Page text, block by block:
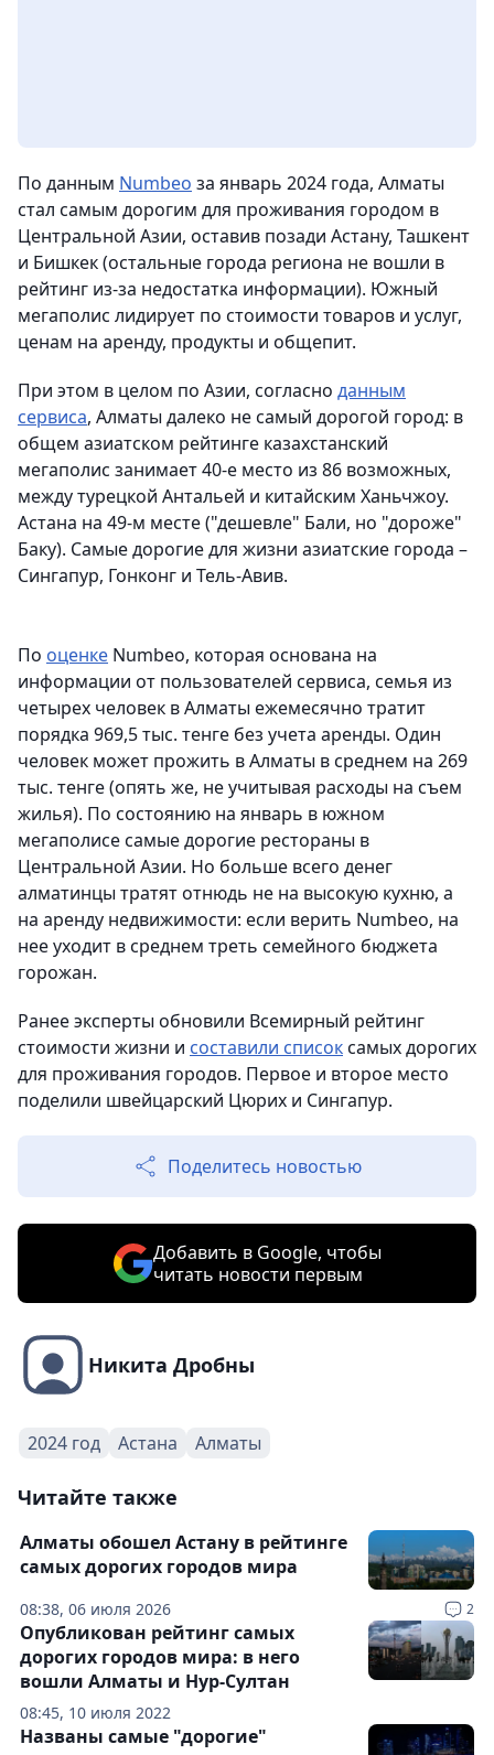
По данным Numbeo за январь 2024 года, Алматы
стал самым дорогим для проживания городом в
Центральной Азии, оставив позади Астану, Ташкент
и Бишкек (остальные города региона не вошли в
рейтинг из-за недостатка информации). Южный
мегаполис лидирует по стоимости товаров и услуг,
ценам на аренду, продукты и общепит.
При этом в целом по Азии, согласно данным
сервиса, Алматы далеко не самый дорогой город: в
общем азиатском рейтинге казахстанский
мегаполис занимает 40-е место из 86 возможных,
между турецкой Антальей и китайским Ханьчжоу.
Астана на 49-м месте ("дешевле" Бали, но "дороже"
Баку). Самые дорогие для жизни азиатские города –
Сингапур, Гонконг и Тель-Авив.
По оценке Numbeo, которая основана на
информации от пользователей сервиса, семья из
четырех человек в Алматы ежемесячно тратит
порядка 969,5 тыс. тенге без учета аренды. Один
человек может прожить в Алматы в среднем на 269
тыс. тенге (опять же, не учитывая расходы на съем
жилья). По состоянию на январь в южном
мегаполисе самые дорогие рестораны в
Центральной Азии. Но больше всего денег
алматинцы тратят отнюдь не на высокую кухню, а
на аренду недвижимости: если верить Numbeo, на
нее уходит в среднем треть семейного бюджета
горожан.
Ранее эксперты обновили Всемирный рейтинг
стоимости жизни и составили списоксамых дорогих
для проживания городов. Первое и второе место
поделили швейцарский Цюрих и Сингапур.
Поделитесь новостью
Добавить в Google, чтобы
читать новости первым
Никита Дробны
2024 год Астана Алматы
Читайте также
08:38, 06 июля 2026 2
Алматы обошел Астану в рейтинге
самых дорогих городов мира
08:45, 10 июля 2022
Опубликован рейтинг самых
дорогих городов мира: в него
вошли Алматы и Нур-Султан
Названы самые "дорогие"